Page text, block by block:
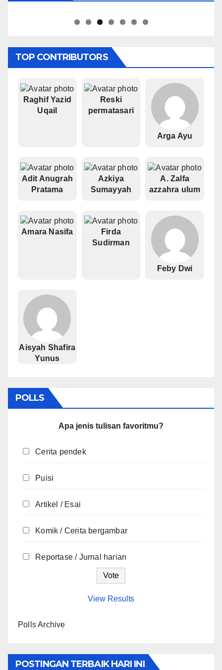
Pipiet Senja
TOP CONTRIBUTORS
Raghif Yazid
Uqail
Reski
permatasari
Arga Ayu
Adit Anugrah
Pratama
Azkiya
Sumayyah
A. Zalfa
azzahra ulum
Amara Nasifa
Firda
Sudirman
Feby Dwi
Aisyah Shafira
Yunus
POLLS
Apa jenis tulisan favoritmu?
Cerita pendek
Puisi
Artikel / Esai
Komik / Cerita bergambar
Reportase / Jurnal harian
View Results
Polls Archive
POSTINGAN TERBAIK HARI INI